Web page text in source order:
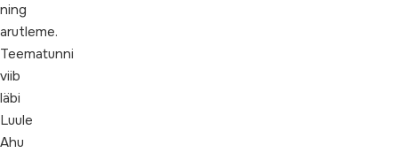
ning
arutleme.
Teematunni
viib
läbi
Luule
Ahu